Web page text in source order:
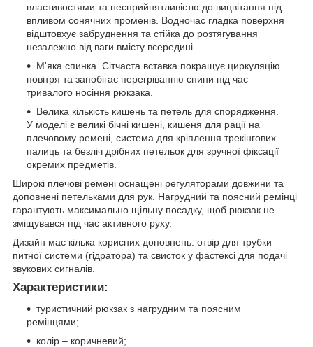
властивостями та несприйнятливістю до вицвітання під
впливом сонячних променів. Водночас гладка поверхня
відштовхує забруднення та стійка до розтягування
незалежно від ваги вмісту всередині.
М'яка спинка. Сітчаста вставка покращує циркуляцію
повітря та запобігає перегріванню спини під час
тривалого носіння рюкзака.
Велика кількість кишень та петель для спорядження.
У моделі є великі бічні кишені, кишеня для рації на
плечовому ремені, система для кріплення трекінгових
палиць та безліч дрібних петельок для зручної фіксації
окремих предметів.
Широкі плечові ремені оснащені регуляторами довжини та
доповнені петельками для рук. Нагрудний та поясний ремінці
гарантують максимально щільну посадку, щоб рюкзак не
зміщувався під час активного руху.
Дизайн має кілька корисних доповнень: отвір для трубки
питної системи (гідратора) та свисток у фастексі для подачі
звукових сигналів.
Характеристики:
туристичний рюкзак з нагрудним та поясним
ремінцями;
колір – коричневий;